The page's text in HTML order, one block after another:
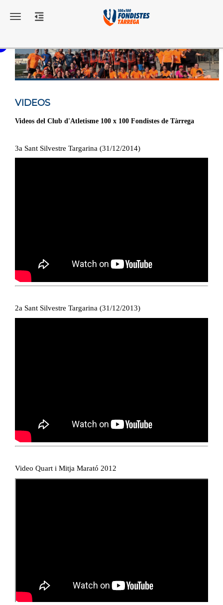
Toggle navigation
VIDEOS
Videos del Club d'Atletisme 100 x 100 Fondistes de Tàrrega
3a Sant Silvestre Targarina (31/12/2014)
2a Sant Silvestre Targarina (31/12/2013)
Video Quart i Mitja Marató 2012